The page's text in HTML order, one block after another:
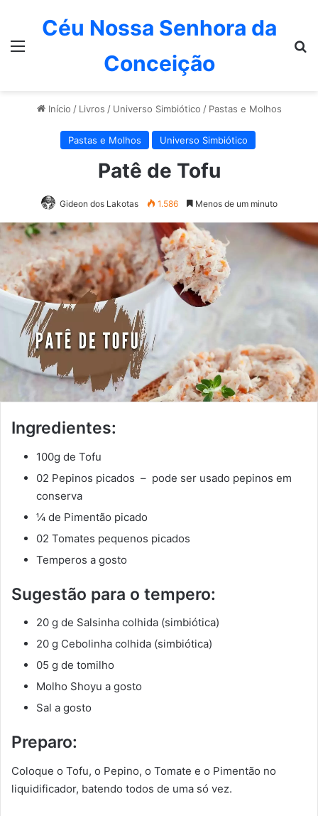
Céu Nossa Senhora da
Conceição
Início / Livros / Universo Simbiótico / Pastas e Molhos
Pastas e Molhos Universo Simbiótico
Patê de Tofu
Gideon dos Lakotas 1.586 Menos de um minuto
Ingredientes:
100g de Tofu
02 Pepinos picados – pode ser usado pepinos em
conserva
¼ de Pimentão picado
02 Tomates pequenos picados
Temperos a gosto
Sugestão para o tempero:
20 g de Salsinha colhida (simbiótica)
20 g Cebolinha colhida (simbiótica)
05 g de tomilho
Molho Shoyu a gosto
Sal a gosto
Preparo:
Coloque o Tofu, o Pepino, o Tomate e o Pimentão no
liquidificador, batendo todos de uma só vez.